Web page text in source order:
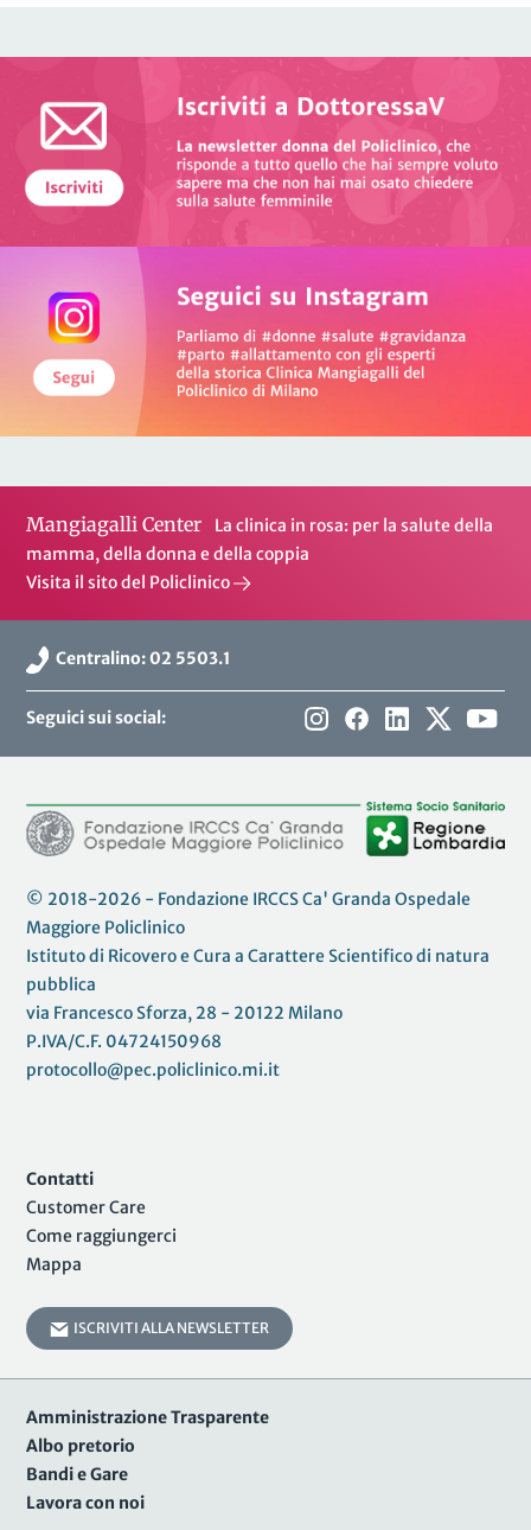
Mangiagalli Center
La clinica in rosa: per la salute della
mamma, della donna e della coppia
Visita il sito del Policlinico
Centralino: 02 5503.1
Seguici sui social:
© 2018-2026 - Fondazione IRCCS Ca' Granda Ospedale
Maggiore Policlinico
Istituto di Ricovero e Cura a Carattere Scientifico di natura
pubblica
via Francesco Sforza, 28 - 20122 Milano
P.IVA/C.F. 04724150968
protocollo@pec.policlinico.mi.it
Contatti
Customer Care
Come raggiungerci
Mappa
ISCRIVITI ALLA NEWSLETTER
Amministrazione Trasparente
Albo pretorio
Bandi e Gare
Lavora con noi